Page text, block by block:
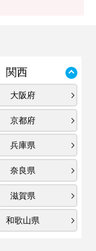
関西
大阪府
京都府
兵庫県
奈良県
滋賀県
和歌山県